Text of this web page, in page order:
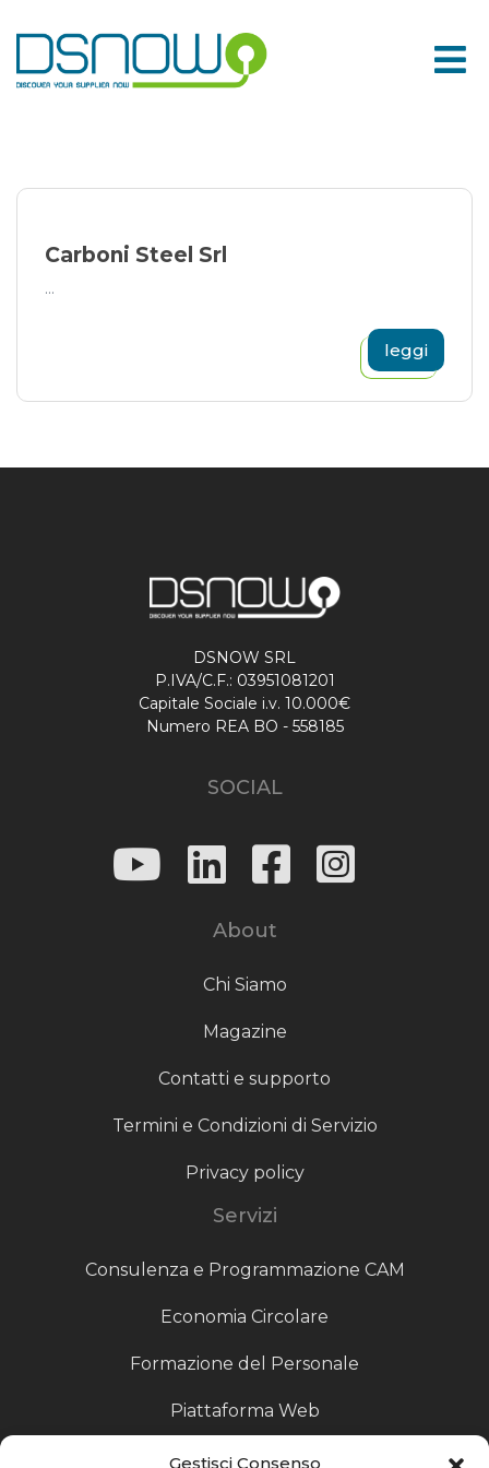
Gestisci Consenso
to
content
Carboni Steel Srl
...
leggi
DSNOW SRL
P.IVA/C.F.: 03951081201
Capitale Sociale i.v. 10.000€
Numero REA BO - 558185
SOCIAL
About
Chi Siamo
Magazine
Contatti e supporto
Termini e Condizioni di Servizio
Privacy policy
Servizi
Consulenza e Programmazione CAM
Economia Circolare
Formazione del Personale
Piattaforma Web
Scouting fornitori